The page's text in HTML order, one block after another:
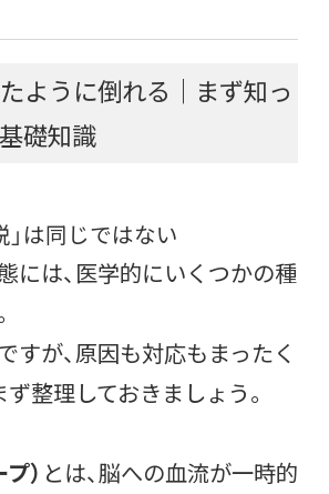
ように倒れる｜まず知っ
礎知識
」は同じではない
には、医学的にいくつかの種
すが、原因も対応もまったく
ず整理しておきましょう。
） とは、脳への血流が一時的